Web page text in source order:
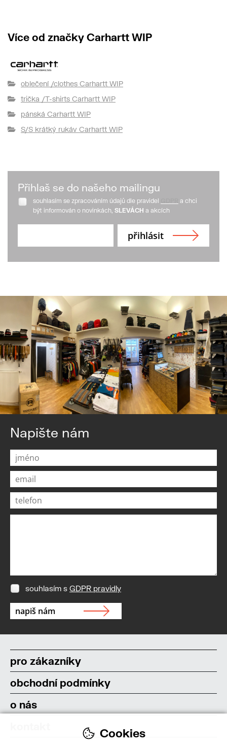
Více od značky Carhartt WIP
oblečení /clothes Carhartt WIP
trička /T-shirts Carhartt WIP
pánská Carhartt WIP
S/S krátký rukáv Carhartt WIP
Přihlaš se do našeho mailingu
souhlasím se zpracováním údajů dle pravidel
a chci
být informován o novinkách, SLEVÁCH a akcích
Napište nám
souhlasím s GDPR pravidly
pro zákazníky
obchodní podmínky
o nás
Cookies